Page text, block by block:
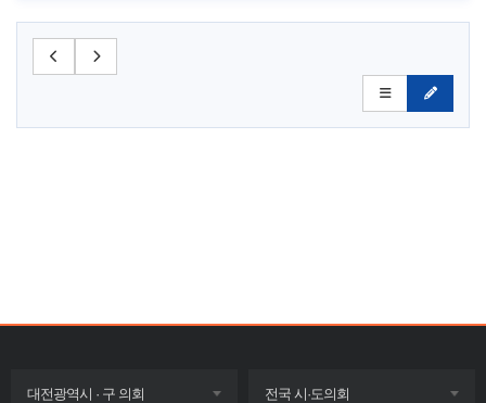
대전광역시 · 구 의회 전국 시·도의회